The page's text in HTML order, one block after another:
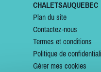
CHALETSAUQUEBEC
Plan du site
Contactez-nous
Termes et conditions
Politique de
Gérer mes cookies